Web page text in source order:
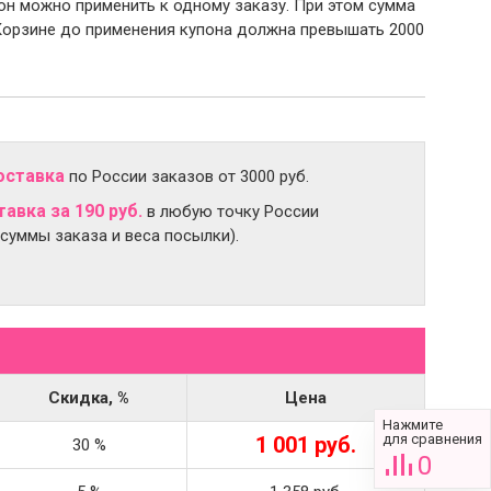
можно применить к одному заказу. При этом сумма
до применения купона должна превышать 2000
по России заказов от 3000 руб.
за 190 руб. в любую точку России
заказа и веса посылки).
Скидка, % Цена
30 % 1 001 руб.
Нажмите
для сравнения
0